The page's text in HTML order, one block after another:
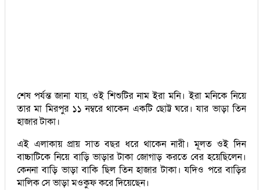
শেষ পর্যন্ত জানা যায়, ওই শিশুটির নাম ইরা মনি। ইরা মনিকে নিয়ে
তার মা মিরপুর ১১ নম্বরে থাকেন একটি ছোট্ট ঘরে। যার ভাড়া তিন
হাজার টাকা।
এই এলাকায় প্রায় সাত বছর ধরে থাকেন নারী। মূলত ওই দিন
বাচ্চাটিকে নিয়ে বাড়ি ভাড়ার টাকা জোগাড় করতে বের হয়েছিলেন।
কেননা বাড়ি ভাড়া বাকি ছিল তিন হাজার টাকা। যদিও পরে বাড়ির
মালিক সে ভাড়া মওকুফ করে দিয়েছেন।